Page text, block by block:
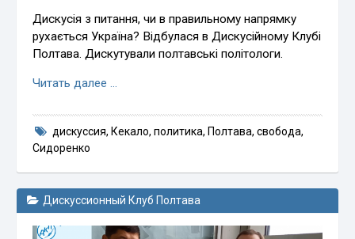
Дискусія з питання, чи в правильному напрямку
рухається Україна? Відбулася в Дискусійному Клубі
Полтава. Дискутували полтавські політологи.
Читать далее …
дискуссия, Кекало, политика, Полтава, свобода,
Сидоренко
Дискуссионный Клуб Полтава